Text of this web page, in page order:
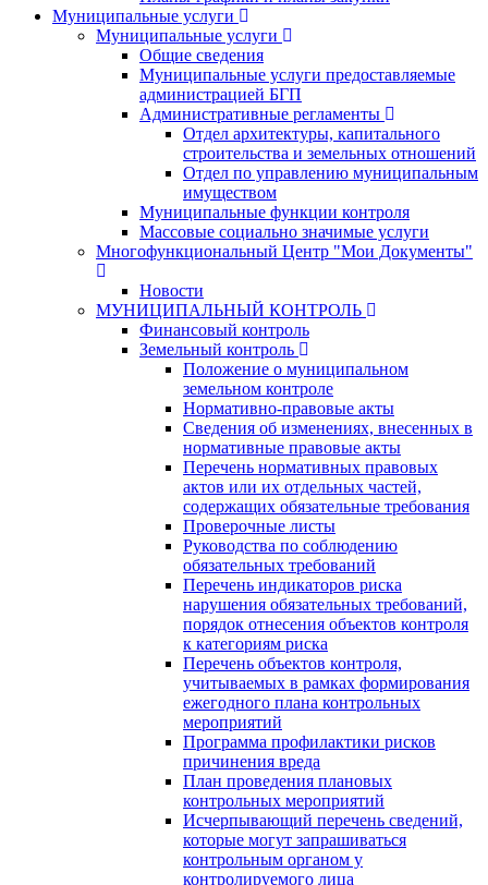
Муниципальные услуги
Муниципальные услуги
Общие сведения
Муниципальные услуги предоставляемые
администрацией БГП
Административные регламенты
Отдел архитектуры, капитального
строительства и земельных отношений
Отдел по управлению муниципальным
имуществом
Муниципальные функции контроля
Массовые социально значимые услуги
Многофункциональный Центр "Мои Документы"
Новости
МУНИЦИПАЛЬНЫЙ КОНТРОЛЬ
Финансовый контроль
Земельный контроль
Положение о муниципальном
земельном контроле
Нормативно-правовые акты
Сведения об изменениях, внесенных в
нормативные правовые акты
Перечень нормативных правовых
актов или их отдельных частей,
содержащих обязательные требования
Проверочные листы
Руководства по соблюдению
обязательных требований
Перечень индикаторов риска
нарушения обязательных требований,
порядок отнесения объектов контроля
к категориям риска
Перечень объектов контроля,
учитываемых в рамках формирования
ежегодного плана контрольных
мероприятий
Программа профилактики рисков
причинения вреда
План проведения плановых
контрольных мероприятий
Исчерпывающий перечень сведений,
которые могут запрашиваться
контрольным органом у
контролируемого лица